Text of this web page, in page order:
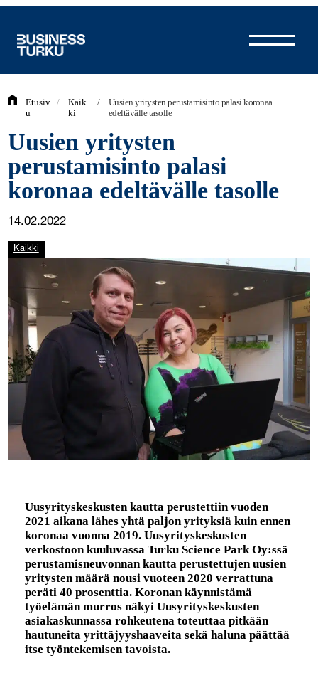
Etusiv
u
/
Kaik
ki
/
Uusien yritysten perustamisinto palasi koronaa
edeltävälle tasolle
Uusien yritysten
perustamisinto palasi
koronaa edeltävälle tasolle
14.02.2022
Kaikki
Uusyrityskeskusten kautta perustettiin vuoden
2021 aikana lähes yhtä paljon yrityksiä kuin ennen
koronaa vuonna 2019. Uusyrityskeskusten
verkostoon kuuluvassa Turku Science Park Oy:ssä
perustamisneuvonnan kautta perustettujen uusien
yritysten määrä nousi vuoteen 2020 verrattuna
peräti 40 prosenttia. Koronan käynnistämä
työelämän murros näkyi Uusyrityskeskusten
asiakaskunnassa rohkeutena toteuttaa pitkään
hautuneita yrittäjyyshaaveita sekä haluna päättää
itse työntekemisen tavoista.